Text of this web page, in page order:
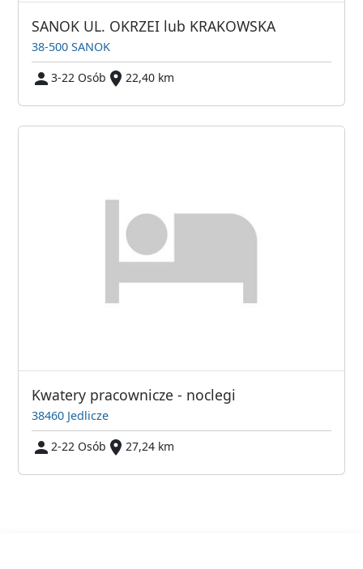
SANOK UL. OKRZEI lub KRAKOWSKA
38-500 SANOK
3-22 Osób
22,40 km
Kwatery pracownicze - noclegi
38460 Jedlicze
2-22 Osób
27,24 km